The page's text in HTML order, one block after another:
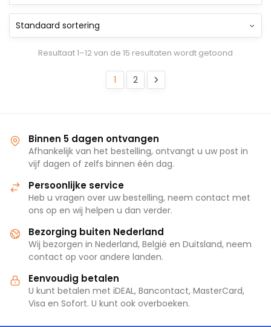
Resultaat 1–12 van de 15 resultaten wordt getoond
1 2
Binnen 5 dagen ontvangen
Afhankelijk van het bestelling, ontvangt u uw post in
vijf dagen of zelfs binnen één dag.
Persoonlijke service
Heb u vragen over uw bestelling, neem contact met
ons op en wij helpen u dan verder.
Bezorging buiten Nederland
Wij bezorgen in Nederland, België en Duitsland, neem
contact op voor andere landen.
Eenvoudig betalen
U kunt betalen met iDEAL, Bancontact, MasterCard,
Visa en Sofort. U kunt ook overboeken.